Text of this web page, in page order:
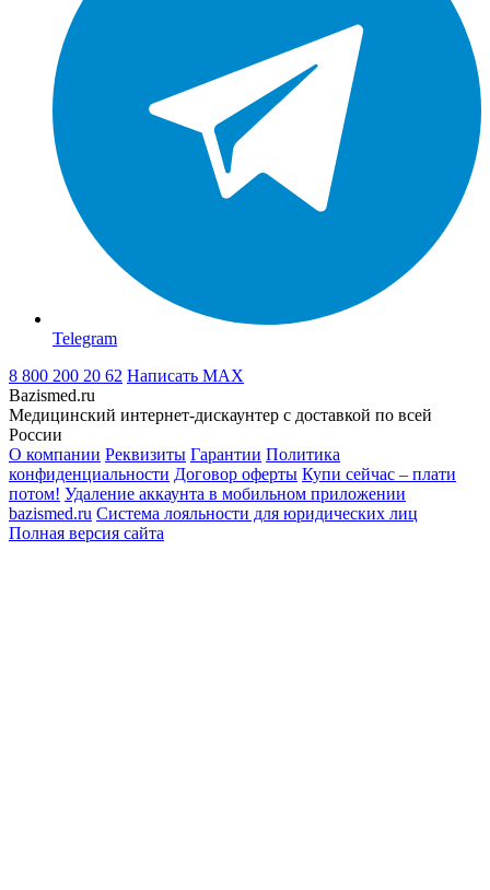
Telegram
8 800 200 20 62 Написать MAX
Bazismed.ru
Медицинский интернет-дискаунтер с доставкой по всей
России
О компании Реквизиты Гарантии Политика
конфиденциальности Договор оферты Купи сейчас – плати
потом! Удаление аккаунта в мобильном приложении
bazismed.ru Система лояльности для юридических лиц
Полная версия сайта